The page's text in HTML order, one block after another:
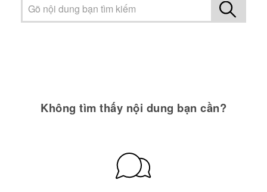
Không tìm thấy nội dung bạn cần?